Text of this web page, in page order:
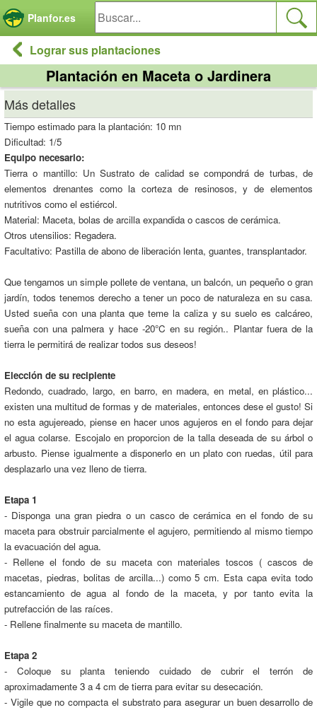
Planfor.es
Lograr sus plantaciones
Plantación en Maceta o Jardinera
Más detalles
Tiempo estimado para la plantación: 10 mn
Dificultad: 1/5
Equipo necesario:
Tierra o mantillo: Un Sustrato de calidad se compondrá de turbas, de
elementos drenantes como la corteza de resinosos, y de elementos
nutritivos como el estiércol.
Material: Maceta, bolas de arcilla expandida o cascos de cerámica.
Otros utensilios: Regadera.
Facultativo: Pastilla de abono de liberación lenta, guantes, transplantador.
Que tengamos un simple pollete de ventana, un balcón, un pequeño o gran
jardín, todos tenemos derecho a tener un poco de naturaleza en su casa.
Usted sueña con una planta que teme la caliza y su suelo es calcáreo,
sueña con una palmera y hace -20°C en su región.. Plantar fuera de la
tierra le permitirá de realizar todos sus deseos!
Elección de su recipiente
Redondo, cuadrado, largo, en barro, en madera, en metal, en plástico...
existen una multitud de formas y de materiales, entonces dese el gusto! Si
no esta agujereado, piense en hacer unos agujeros en el fondo para dejar
el agua colarse. Escojalo en proporcion de la talla deseada de su árbol o
arbusto. Piense igualmente a disponerlo en un plato con ruedas, útil para
desplazarlo una vez lleno de tierra.
Etapa 1
- Disponga una gran piedra o un casco de cerámica en el fondo de su
maceta para obstruir parcialmente el agujero, permitiendo al mismo tiempo
la evacuación del agua.
- Rellene el fondo de su maceta con materiales toscos ( cascos de
macetas, piedras, bolitas de arcilla...) como 5 cm. Esta capa evita todo
estancamiento de agua al fondo de la maceta, y por tanto evita la
putrefacción de las raíces.
- Rellene finalmente su maceta de mantillo.
Etapa 2
- Coloque su planta teniendo cuidado de cubrir el terrón de
aproximadamente 3 a 4 cm de tierra para evitar su desecación.
- Vigile que no compacta el substrato para asegurar un buen desarrollo de
Panel de gestión de cookies